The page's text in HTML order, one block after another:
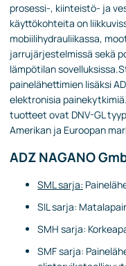
prosessi-, kiinteistö- ja
käyttökohteita on
mobiilihydrauliikassa,
jarrujärjestelmissä sekä
lämpötilan
painelähettimien lisäksi
elektronisia
tuotteet ovat DNV-GL
Amerikan ja Euroopan
ADZ NAGANO
SML sarja:
SIL sarja:
SMH sarja:
SMF sarja: